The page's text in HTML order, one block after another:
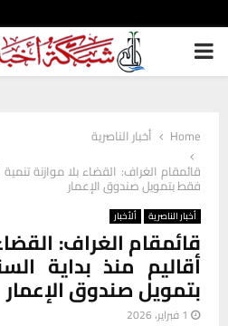
PRIMARY
Home
أخبار الناصرية
قائمقام الغراف: القضاء بلا موازنة
فقط بتمويل صندوق الإعمار
أخبار الناصرية ألأخبار
قائمقام الغراف:
أقاليم منذ بداية
بتمويل صندوق الإعمار
1 فبراير، 2026